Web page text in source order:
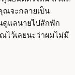
จะกลายเป็น
แลนายไปสักพัก
ไว้เลยนะว่าผมไม่มี